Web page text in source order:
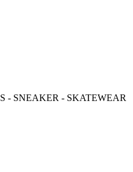
- SNEAKER - SKATEWEAR